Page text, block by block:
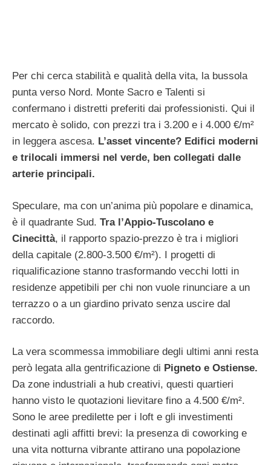
Per chi cerca stabilità e qualità della vita, la bussola
punta verso Nord. Monte Sacro e Talenti si
confermano i distretti preferiti dai professionisti. Qui il
mercato è solido, con prezzi tra i 3.200 e i 4.000 €/m²
in leggera ascesa. L’asset vincente? Edifici moderni
e trilocali immersi nel verde, ben collegati dalle
arterie principali.
Speculare, ma con un’anima più popolare e dinamica,
è il quadrante Sud. Tra l’Appio-Tuscolano e
Cinecittà, il rapporto spazio-prezzo è tra i migliori
della capitale (2.800-3.500 €/m²). I progetti di
riqualificazione stanno trasformando vecchi lotti in
residenze appetibili per chi non vuole rinunciare a un
terrazzo o a un giardino privato senza uscire dal
raccordo.
La vera scommessa immobiliare degli ultimi anni resta
però legata alla gentrificazione di Pigneto e Ostiense.
Da zone industriali a hub creativi, questi quartieri
hanno visto le quotazioni lievitare fino a 4.500 €/m².
Sono le aree predilette per i loft e gli investimenti
destinati agli affitti brevi: la presenza di coworking e
una vita notturna vibrante attirano una popolazione